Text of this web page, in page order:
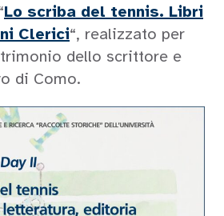
Lo scriba del tennis. Libri
Clerici“, realizzato per
dello scrittore e
di Como.